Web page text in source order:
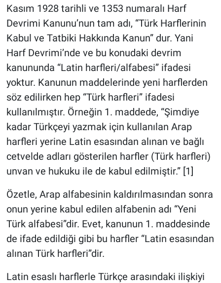
Kasım 1928 tarihli ve 1353 numaralı Harf
Devrimi Kanunu’nun tam adı, “Türk Harflerinin
Kabul ve Tatbiki Hakkında Kanun” dur. Yani
Harf Devrimi’nde ve bu konudaki devrim
kanununda “Latin harfleri/alfabesi” ifadesi
yoktur. Kanunun maddelerinde yeni harflerden
söz edilirken hep “Türk harfleri” ifadesi
kullanılmıştır. Örneğin 1. maddede, “Şimdiye
kadar Türkçeyi yazmak için kullanılan Arap
harfleri yerine Latin esasından alınan ve bağlı
cetvelde adları gösterilen harfler (Türk harfleri)
unvan ve hukuku ile de kabul edilmiştir.” [1]
Özetle, Arap alfabesinin kaldırılmasından sonra
onun yerine kabul edilen alfabenin adı “Yeni
Türk alfabesi”dir. Evet, kanunun 1. maddesinde
de ifade edildiği gibi bu harfler “Latin esasından
alınan Türk harfleri”dir.
Latin esaslı harflerle Türkçe arasındaki ilişkiyi